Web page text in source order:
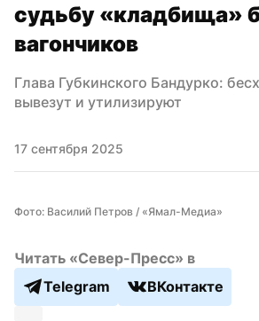
судьбу «кладбища»
вагончиков
Глава Губкинского Бандурко:
вывезут и утилизируют
17 сентября 2025
Фото: Василий Петров / «Ямал-Медиа»
Читать «Север-Пресс» в
Telegram
ВКонтакте